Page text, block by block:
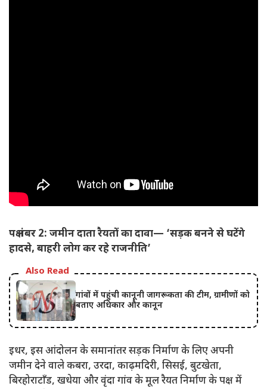
पक्ष नंबर 2: जमीन दाता रैयतों का दावा— ‘सड़क बनने से घटेंगे
हादसे, बाहरी लोग कर रहे राजनीति’
Also Read
गांवों में पहुंची कानूनी जागरूकता की टीम, ग्रामीणों को
बताए अधिकार और कानून
इधर, इस आंदोलन के समानांतर सड़क निर्माण के लिए अपनी
जमीन देने वाले कबरा, उरदा, काढ़मदिरी, सिसई, बुटखेता,
बिरहोराटाँड, खधेया और वृंदा गांव के मूल रैयत निर्माण के पक्ष में